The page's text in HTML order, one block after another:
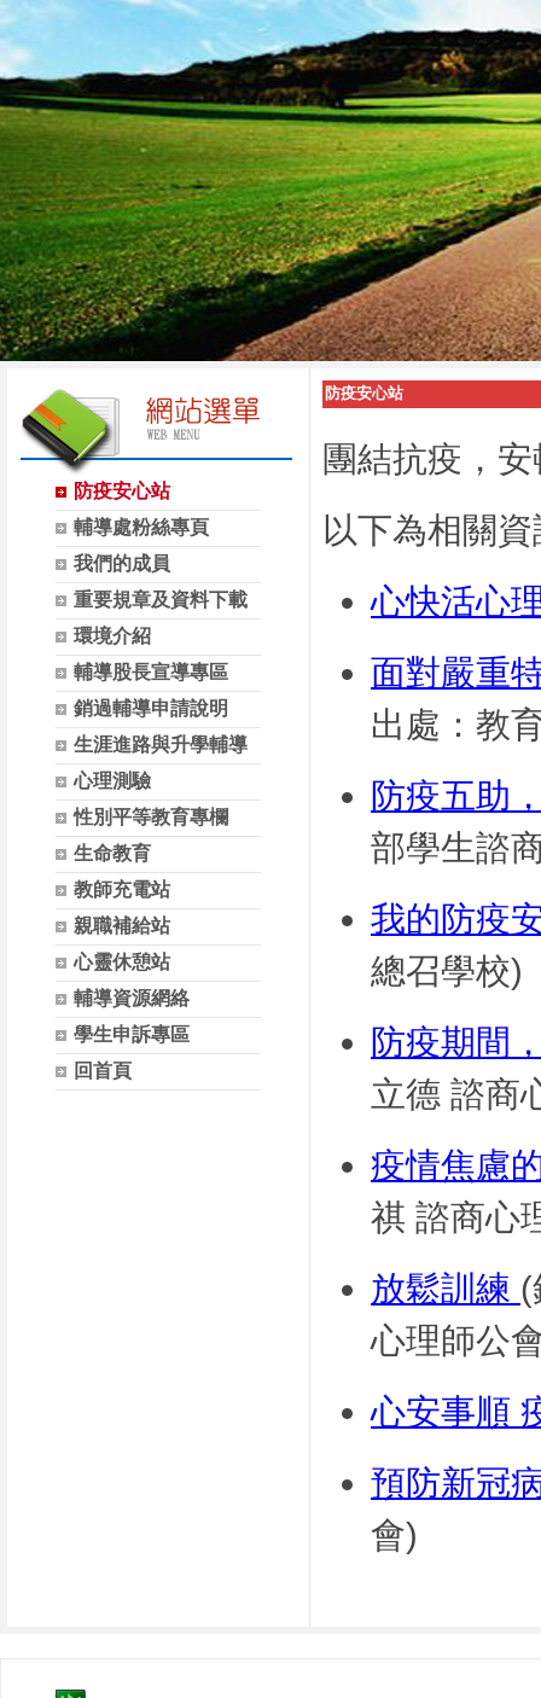
防疫安心站
輔導處粉絲專頁
我們的成員
重要規章及資料下載
環境介紹
輔導股長宣導專區
銷過輔導申請說明
生涯進路與升學輔導
心理測驗
性別平等教育專欄
生命教育
教師充電站
親職補給站
心靈休憩站
輔導資源網絡
學生申訴專區
回首頁
防疫安心站
團結抗疫，
以下為相關
心快活心
面對嚴重
出處：教
防疫五助
部學生諮
我的防疫
總召學校)
防疫期間
立德 諮商
疫情焦慮
祺 諮商心
放鬆訓練 (
心理師公
心安事順
預防新冠
會)